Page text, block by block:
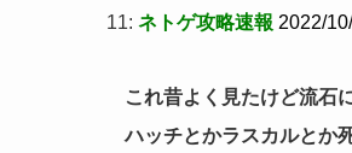
11: ネトゲ攻略速報 2022/
これ昔よく見たけど流石
ハッチとかラスカルとか